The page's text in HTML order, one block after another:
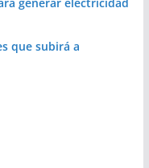
que subirá a